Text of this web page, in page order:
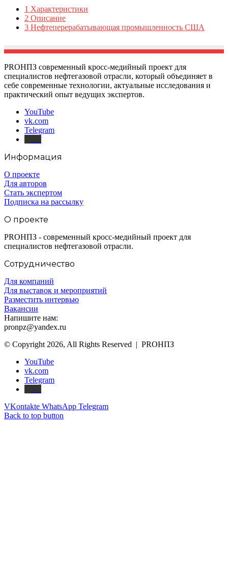
1 Характеристики
2 Описание
3 Нефтеперерабатывающая промышленность США
PROНПЗ современный кросс-медийный проект для
специалистов нефтегазовой отрасли, который объединяет в
себе современные технологии, актуальные исследования и
практический опыт ведущих экспертов.
YouTube
vk.com
Telegram
Информация
О проекте
Для авторов
Стать экспертом
Подписка на рассылку
О проекте
PROНПЗ - современный кросс-медийный проект для
специалистов нефтегазовой отрасли.
Сотрудничество
Для компаний
Для выставок и мероприятий
Разместить интервью
Вакансии
Напишите нам:
pronpz@yandex.ru
© Copyright 2026, All Rights Reserved | PROНПЗ
YouTube
vk.com
Telegram
VKontakte WhatsApp Telegram
Back to top button